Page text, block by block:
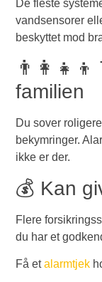
De fleste
vandsensorer
beskyttet mod
familien
Du sover
bekymringer.
ikke er der.
💰 Kan
Flere
du har et
Få etalarmtjek